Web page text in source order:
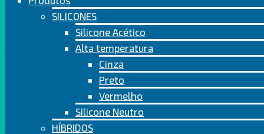
SILICONES
Silicone Acético
Alta temperatura
Cinza
Preto
Vermelho
Silicone Neutro
HÍBRIDOS